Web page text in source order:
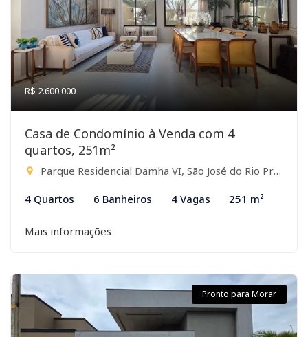
R$ 2.600.000
Casa de Condomínio à Venda com 4
quartos, 251m²
Parque Residencial Damha VI, São José do Rio Preto-SP
4 Quartos 6 Banheiros 4 Vagas 251 m²
Mais informações
Pronto para Morar